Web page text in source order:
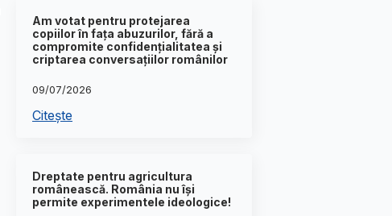
Am votat pentru protejarea
copiilor în fața abuzurilor, fără a
compromite confidențialitatea și
criptarea conversațiilor românilor
09/07/2026
Citește
Dreptate pentru agricultura
românească. România nu își
permite experimentele ideologice!